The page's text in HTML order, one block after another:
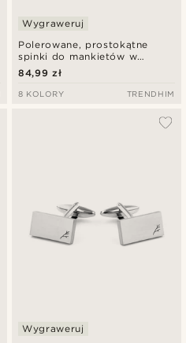
Polerowane, prostokątne
spinki do mankietów w
kolorze srebrnym
Wygraweruj
84,99 zł
8 KOLORY TRENDHIM
Wygraweruj